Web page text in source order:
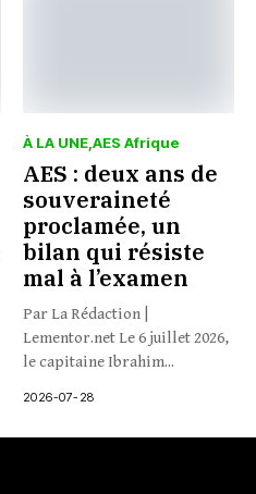
À LA UNE AES Afrique
AES : deux ans de
souveraineté
proclamée, un
bilan qui résiste
mal à l’examen
Par La Rédaction |
Lementor.net Le 6 juillet 2026,
le capitaine Ibrahim...
2026-07-28